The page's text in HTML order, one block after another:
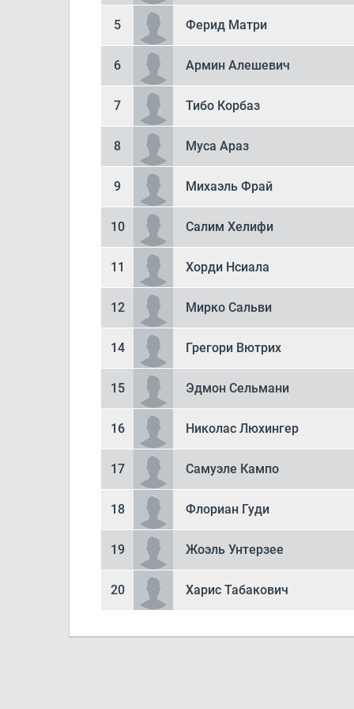
5 Ферид Матри
6 Армин Алешевич
7 Тибо Корбаз
8 Муса Араз
9 Михаэль Фрай
10 Салим Хелифи
11 Хорди Нсиала
12 Мирко Сальви
14 Грегори Вютрих
15 Эдмон Сельмани
16 Николас Люхингер
17 Самуэле Кампо
18 Флориан Гуди
19 Жоэль Унтерзее
20 Харис Табакович